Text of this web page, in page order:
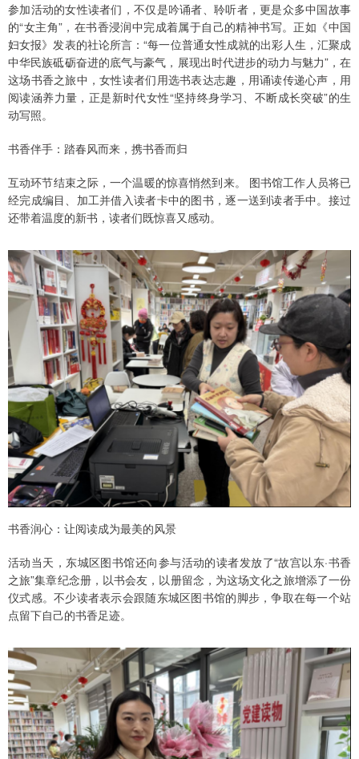
参加活动的女性读者们，不仅是吟诵者、聆听者，更是众多中国故事
的“女主角”，在书香浸润中完成着属于自己的精神书写。正如《中国
妇女报》发表的社论所言：“每一位普通女性成就的出彩人生，汇聚成
中华民族砥砺奋进的底气与豪气，展现出时代进步的动力与魅力”，在
这场书香之旅中，女性读者们用选书表达志趣，用诵读传递心声，用
阅读涵养力量，正是新时代女性“坚持终身学习、不断成长突破”的生
动写照。
书香伴手：踏春风而来，携书香而归
互动环节结束之际，一个温暖的惊喜悄然到来。 图书馆工作人员将已
经完成编目、加工并借入读者卡中的图书，逐一送到读者手中。接过
还带着温度的新书，读者们既惊喜又感动。
书香润心：让阅读成为最美的风景
活动当天，东城区图书馆还向参与活动的读者发放了“故宫以东·书香
之旅”集章纪念册，以书会友，以册留念，为这场文化之旅增添了一份
仪式感。不少读者表示会跟随东城区图书馆的脚步，争取在每一个站
点留下自己的书香足迹。